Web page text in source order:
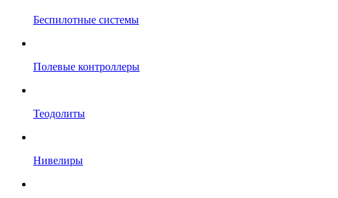
Беспилотные системы
Полевые контроллеры
Теодолиты
Нивелиры